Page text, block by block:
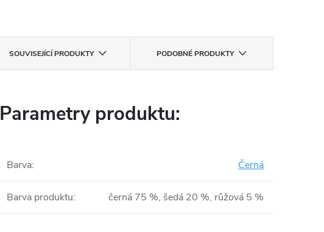
SOUVISEJÍCÍ PRODUKTY PODOBNÉ PRODUKTY
Parametry produktu:
Barva: Černá
Barva produktu: černá 75 %, šedá 20 %, růžová 5 %